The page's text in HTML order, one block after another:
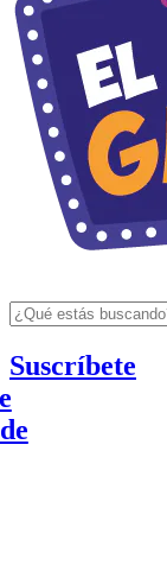
Suscríbete